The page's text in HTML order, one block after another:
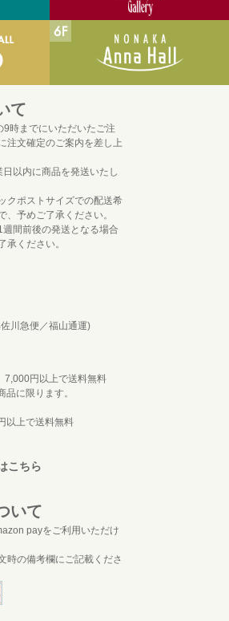
て
時までにいただいたご注
注文確定のご案内を差し上
以内に商品を発送いたし
クポストサイズでの配送希
、予めご了承ください。
間前後の発送となる場合
承ください。
川急便／福山通運)
円以上で送料無料
に限ります。
上で送料無料
こちら
いて
payをご利用いただけ
時の備考欄にご記載くださ